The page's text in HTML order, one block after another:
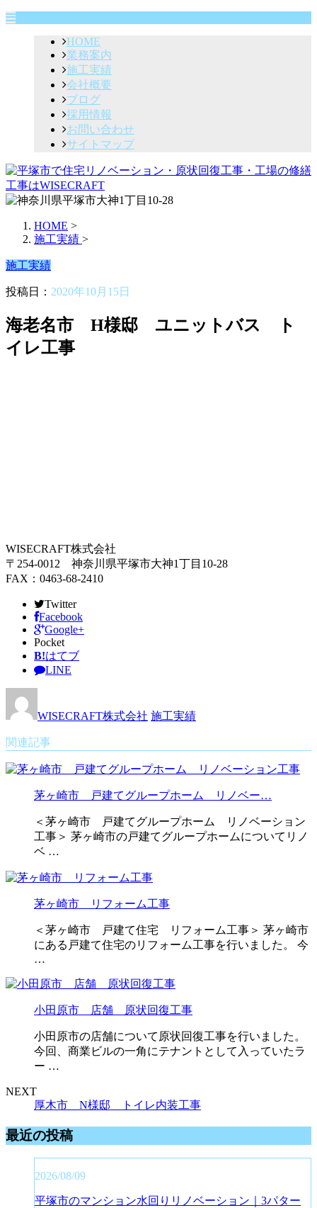
HOME
業務案内
施工実績
会社概要
ブログ
採用情報
お問い合わせ
サイトマップ
HOME >
施工実績 >
施工実績
投稿日： 2020年10月15日
海老名市 H様邸 ユニットバス ト
イレ工事
WISECRAFT株式会社
〒254-0012 神奈川県平塚市大神1丁目10-28
FAX：0463-68-2410
Twitter
Facebook
Google+
Pocket
B!はてブ
LINE
WISECRAFT株式会社 施工実績
関連記事
茅ヶ崎市 戸建てグループホーム リノベー…
＜茅ヶ崎市 戸建てグループホーム リノベーション
工事＞ 茅ヶ崎市の戸建てグループホームについてリノ
ベ …
茅ヶ崎市 リフォーム工事
＜茅ヶ崎市 戸建て住宅 リフォーム工事＞ 茅ヶ崎市
にある戸建て住宅のリフォーム工事を行いました。 今
…
小田原市 店舗 原状回復工事
小田原市の店舗について原状回復工事を行いました。
今回、商業ビルの一角にテナントとして入っていたラ
ー …
NEXT
厚木市 N様邸 トイレ内装工事
最近の投稿
2026/08/09
平塚市のマンション水回りリノベーション｜3パター